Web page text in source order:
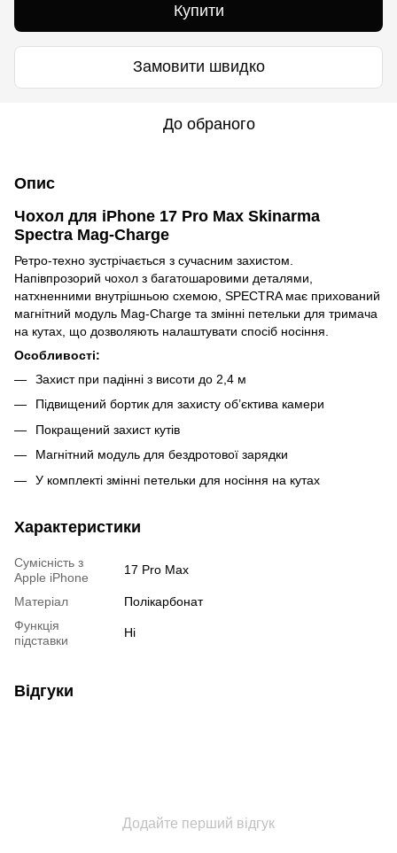
Купити
Замовити швидко
До обраного
Опис
Чохол для iPhone 17 Pro Max Skinarma
Spectra Mag-Charge
Ретро-техно зустрічається з сучасним захистом.
Напівпрозорий чохол з багатошаровими деталями,
натхненними внутрішньою схемою, SPECTRA має прихований
магнітний модуль Mag-Charge та змінні петельки для тримача
на кутах, що дозволяють налаштувати спосіб носіння.
Особливості:
Захист при падінні з висоти до 2,4 м
Підвищений бортик для захисту об’єктива камери
Покращений захист кутів
Магнітний модуль для бездротової зарядки
У комплекті змінні петельки для носіння на кутах
Характеристики
Сумісність з
Apple iPhone
17 Pro Max
Матеріал
Полікарбонат
Функція
підставки
Ні
Відгуки
Додайте перший відгук